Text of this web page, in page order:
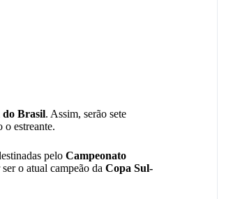
do Brasil. Assim, serão sete
o estreante.
pelo Campeonato
ser o atual campeão da Copa Sul-